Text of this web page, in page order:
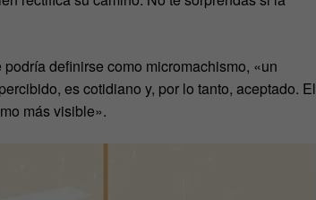
definirse como micromachismo, «un
es cotidiano y, por lo tanto, aceptado. El
más visible».